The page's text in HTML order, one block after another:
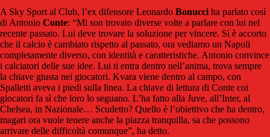
A Sky Sport al Club, l’ex difensore Leonardo Bonucci ha parlato così
di Antonio Conte: “Mi son trovato diverse volte a parlare con lui nel
recente passato. Lui deve trovare la soluzione per vincere. Si è accorto
che il calcio è cambiato rispetto al passato, ora vediamo un Napoli
completamente diverso, con identità e caratteristiche. Antonio convince
i calciatori delle sue idee. Lui ti entra dentro nell’anima, trova sempre
la chiave giusta nei giocatori. Kvara viene dentro al campo, con
Spalletti aveva i piedi sulla linea. La chiave di lettura di Conte coi
giocatori fa sì che loro lo seguano. L’ha fatto alla Juve, all’Inter, al
Chelsea, in Nazionale… Scudetto? Quello è l’obiettivo che ha dentro,
magari ora vuole tenere anche la piazza tranquilla, sa che possono
arrivare delle difficoltà comunque”, ha detto.